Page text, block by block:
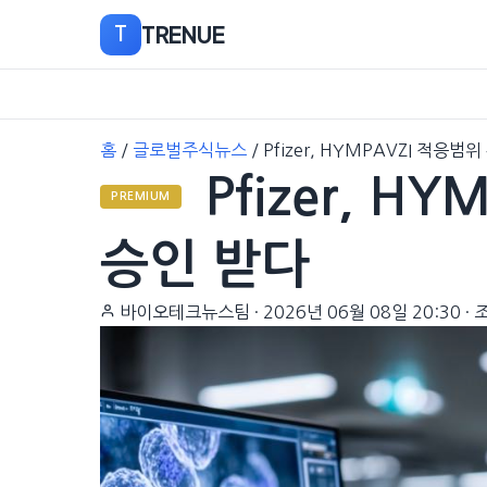
T TRENUE
홈 / 글로벌주식뉴스 / Pfizer, HYMPAVZI 적응범
PREMIUM
Pfizer,
승인 받다
바이오테크뉴스팀 · 2026년 06월 08일 20:30 ·